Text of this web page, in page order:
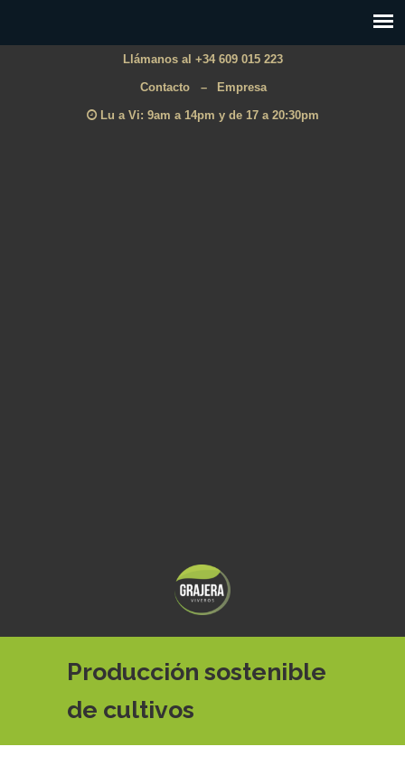
Llámanos al +34 609 015 223
Contacto – Empresa
Lu a Vi: 9am a 14pm y de 17 a 20:30pm
Producción sostenible
de cultivos